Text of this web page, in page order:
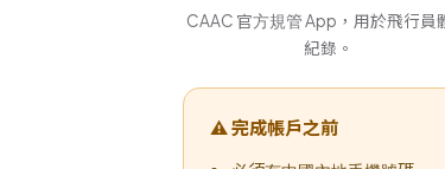
CAAC 官方規管 App，用於飛行員
紀錄。
⚠ 完成帳戶之前